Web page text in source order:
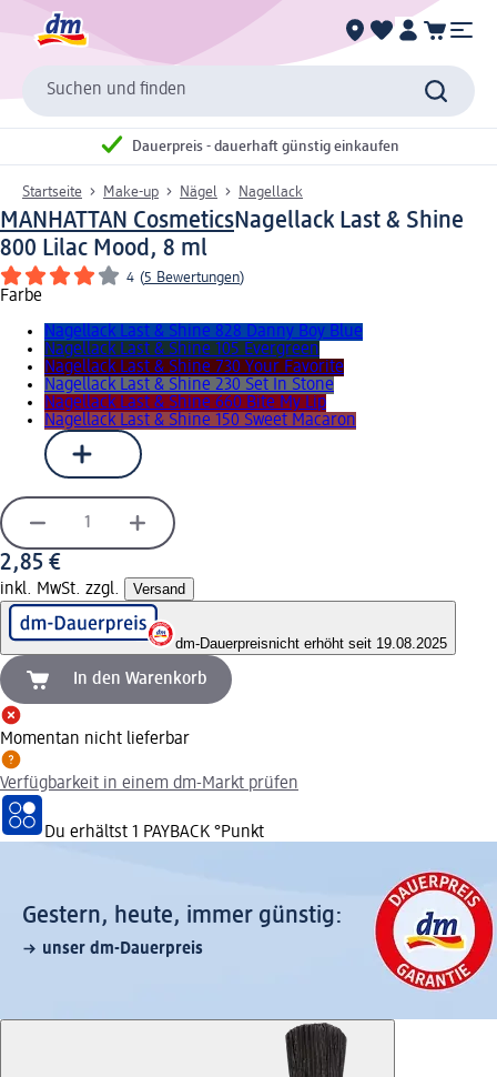
Suchen und finden
Dauerpreis - dauerhaft günstig einkaufen
Startseite Make-up Nägel Nagellack
MANHATTAN CosmeticsNagellack Last & Shine
800 Lilac Mood, 8 ml
4 (5 Bewertungen)
Farbe
Nagellack Last & Shine 828 Danny Boy Blue
Nagellack Last & Shine 105 Evergreen
Nagellack Last & Shine 730 Your Favorite
Nagellack Last & Shine 230 Set In Stone
Nagellack Last & Shine 660 Bite My Lip
Nagellack Last & Shine 150 Sweet Macaron
2,85 €
inkl. MwSt. zzgl. Versand
dm-Dauerpreisnicht erhöht seit 19.08.2025
In den Warenkorb
Momentan nicht lieferbar
Verfügbarkeit in einem dm-Markt prüfen
Du erhältst 1 PAYBACK °Punkt
Gestern, heute, immer günstig:
unser dm-Dauerpreis